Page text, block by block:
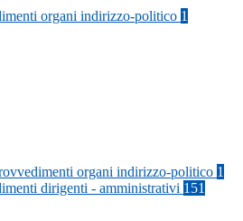
organi indirizzo-politico 1
organi indirizzo-politico 1
dirigenti - amministrativi 151